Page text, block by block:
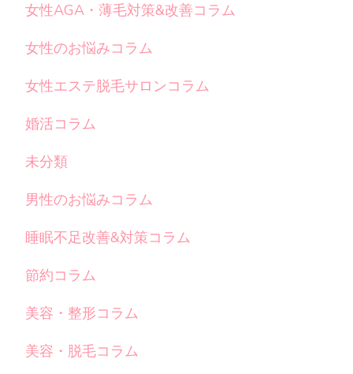
女性AGA・薄毛対策&改善コラム
女性のお悩みコラム
女性エステ脱毛サロンコラム
婚活コラム
未分類
男性のお悩みコラム
睡眠不足改善&対策コラム
節約コラム
美容・整形コラム
美容・脱毛コラム